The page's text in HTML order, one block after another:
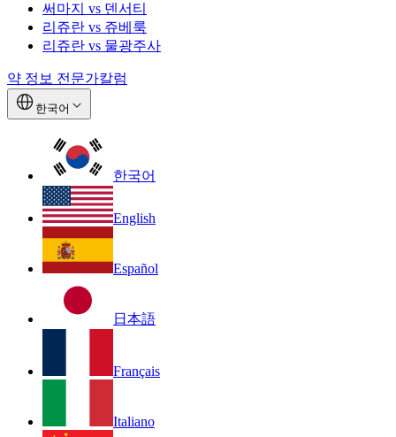
써마지 vs 덴서티
리쥬란 vs 쥬베룩
리쥬란 vs 물광주사
약 정보 전문가칼럼
한국어
한국어
English
Español
日本語
Français
Italiano